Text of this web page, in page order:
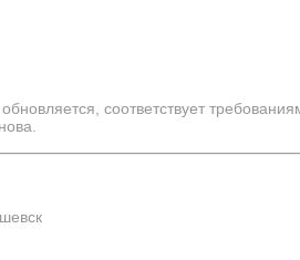
соответствует